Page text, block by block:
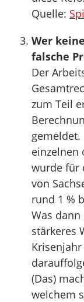
Quelle:
Wer
falsche
Der
zum Teil
einzelnen
wurde für
von
rund 1 %
Was
stärkeres
(Das)
welchem